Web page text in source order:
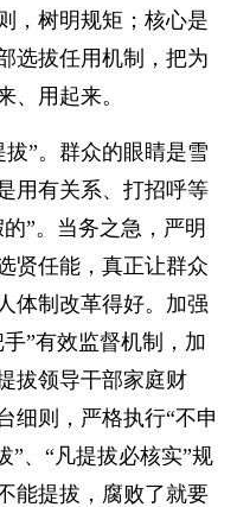
，树明规矩；核心是
选拔任用机制，把为
、用起来。
”。群众的眼睛是雪
用有关系、打招呼等
”。当务之急，严明
贤任能，真正让群众
体制改革得好。加强
”有效监督机制，加
拔领导干部家庭财
细则，严格执行“不申
”、“凡提拔必核实”规
能提拔，腐败了就要